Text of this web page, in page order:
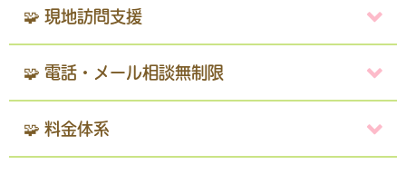
🧩 現地訪問支援
🧩 電話・メール相談無制限
🧩 料金体系